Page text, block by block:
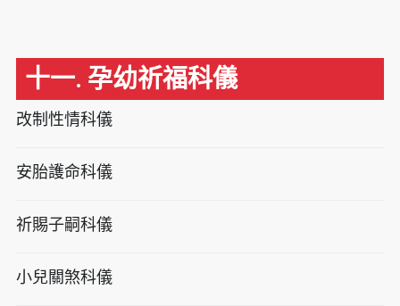
十一. 孕幼祈福科儀
改制性情科儀
安胎護命科儀
祈賜子嗣科儀
小兒關煞科儀